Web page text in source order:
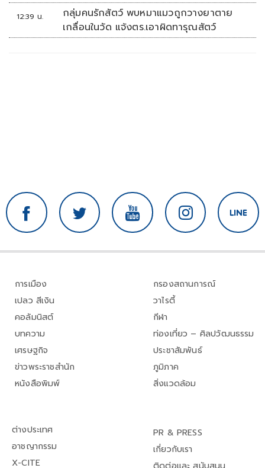
12:39 น.
กลุ่มคนรักสัตว์ พบหมาแมวถูกวางยาตาย
เกลื่อนในวัด แจ้งตร.เอาผิดทารุณสัตว์
การเมือง
เปลว สีเงิน
คอลัมนิสต์
บทความ
เศรษฐกิจ
ข่าวพระราชสำนัก
หนังสือพิมพ์
กรองสถานการณ์
วาไรตี้
กีฬา
ท่องเที่ยว – ศิลปวัฒนธรรม
ประชาสัมพันธ์
ภูมิภาค
สิ่งแวดล้อม
ต่างประเทศ
อาชญากรรม
X-CITE
PR & PRESS
เกี่ยวกับเรา